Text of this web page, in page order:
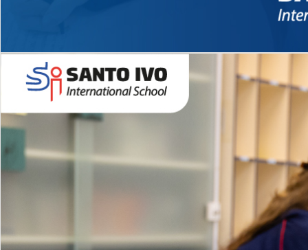
Novidades 2026 High School
EDUCAÇÃO INFANTIL
Inglês todos os dias